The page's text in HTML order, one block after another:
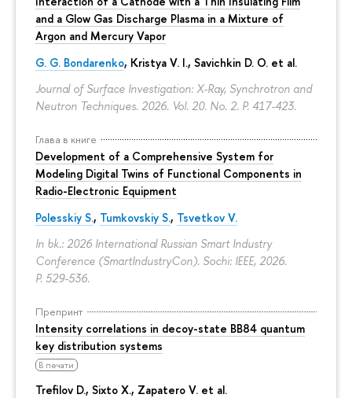
and a Glow Gas Discharge Plasma in a Mixture of
Argon and Mercury Vapor
G. G. Bondarenko, Kristya V. I., Savichkin D. O. et al.
Journal of Surface Investigation: X-Ray, Synchrotron and
Neutron Techniques. 2026. Vol. 20. No. 2. P. 417-423.
Глава в книге
Development of a Comprehensive System for
Modeling Digital Twins of Functional Components in
Radio-Electronic Equipment
Polesskiy S., Tumkovskiy S., Tsvetkov V.
In bk.: 2026 International Russian Smart Industry
Conference (SmartIndustryCon). Sochi: IEEE, 2026.
P. 529-536.
Препринт
Intensity correlations in decoy-state BB84 quantum
key distribution systems
В печати
Trefilov D., Sixto X., Zapatero V. et al.